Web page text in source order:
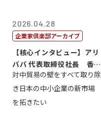
2026.04.28
企業家倶楽部アーカイブ
【核心インタビュー】アリ
ババ 代表取締役社長 香
山 誠
対中貿易の壁をすべて取り除
き日本の中小企業の新市場
を拓きたい